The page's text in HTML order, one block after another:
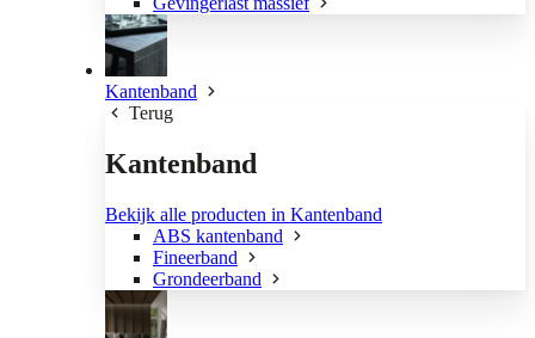
Kantenband
Terug
Kantenband
Bekijk alle producten in Kantenband
ABS kantenband
Fineerband
Grondeerband